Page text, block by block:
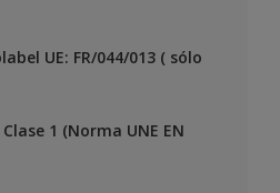
UE: FR/044/013 ( sólo
1 (Norma UNE EN